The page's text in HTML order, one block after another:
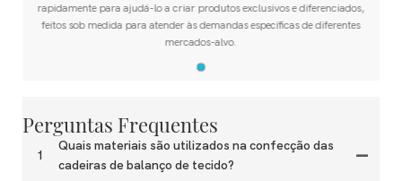
rapidamente para ajudá-lo a criar produtos exclusivos e diferenciados,
feitos sob medida para atender às demandas específicas de diferentes
mercados-alvo.
Perguntas Frequentes
1
Quais materiais são utilizados na confecção das
cadeiras de balanço de tecido?